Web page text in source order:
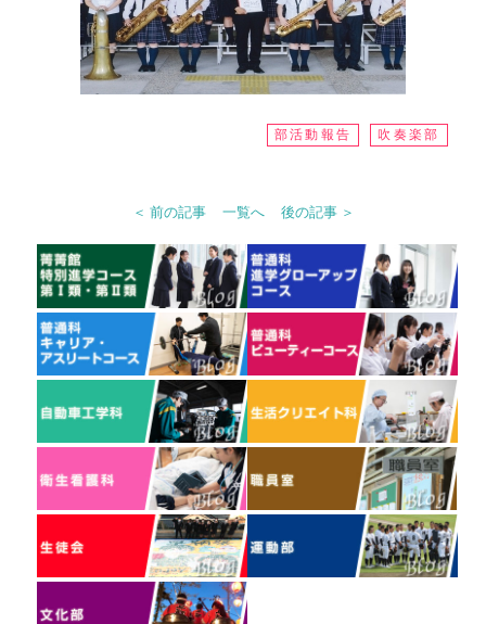
部活動報告 吹奏楽部
＜ 前の記事 一覧へ 後の記事 ＞